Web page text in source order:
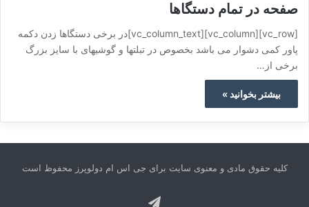
صفحه در تمام دستگاها
[vc_row][vc_column][vc_column_text]در برخی دستگاها زدن دکمه
پاور کمی دشوار می باشد بخصوص در تبلتها و گوشیهای با سایز بزرگ
برخی از…
بیشتر بخوانید »
کلیه حقوق مادی و معنوی سایت برای جی اس ام دولوپرز محفوظ است
تلگرام